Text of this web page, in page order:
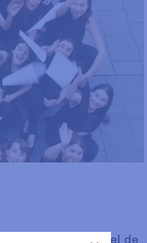
una banda, és el de